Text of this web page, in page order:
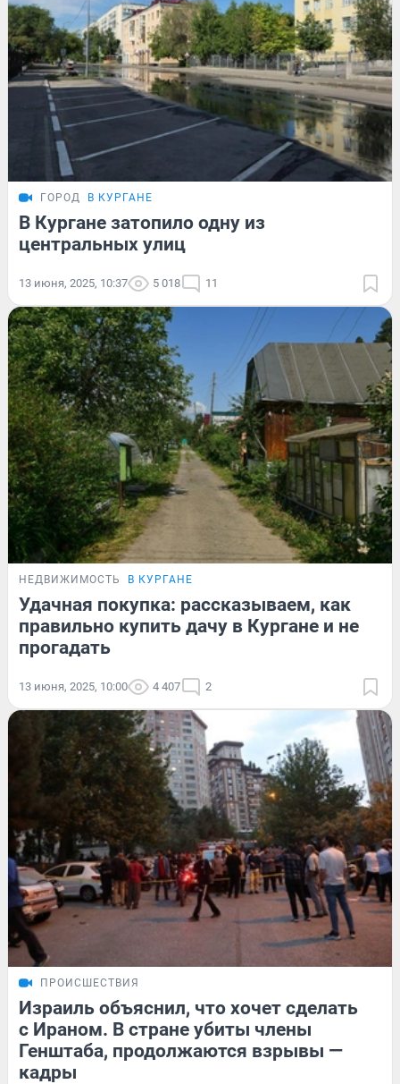
ГОРОД В КУРГАНЕ
В Кургане затопило одну из
центральных улиц
13 июня, 2025, 10:37 5 018 11
НЕДВИЖИМОСТЬ В КУРГАНЕ
Удачная покупка: рассказываем, как
правильно купить дачу в Кургане и не
прогадать
13 июня, 2025, 10:00 4 407 2
ПРОИСШЕСТВИЯ
Израиль объяснил, что хочет сделать
с Ираном. В стране убиты члены
Генштаба, продолжаются взрывы —
кадры